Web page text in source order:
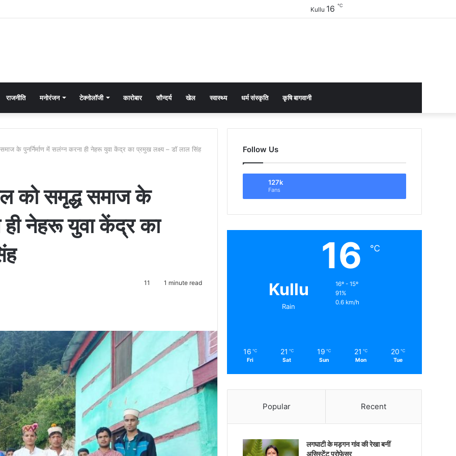
Kullu 16 ℃
राजनीति मनोरंजन टेक्नोलॉजी कारोबार सौन्दर्य खेल स्वास्थ्य धर्म संस्कृति कृषि बागवानी
के पुनर्निर्माण में सलंग्न करना ही नेहरू युवा केंद्र का प्रमुख लक्ष्य – डॉ लाल सिंह
को समृद्ध समाज के
ही नेहरू युवा केंद्र का
11 1 minute read
Follow Us
127k
Fans
Kullu
Rain
16 ℃
16º - 15º
91%
0.6 km/h
16 ℃
Fri
21 ℃
Sat
19 ℃
Sun
21 ℃
Mon
20 ℃
Tue
Popular Recent
लगघाटी के मड़गन गांव की रेखा बनीं
असिस्टेंट प्रोफेसर